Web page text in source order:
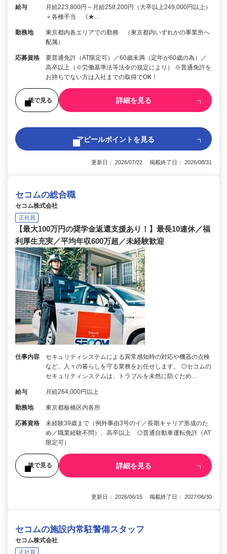
給与
月給223,800円～月給258,200円（大卒以上249,000円以上）
＋各種手当 《★…
勤務地
東京都内各エリアでの勤務 （東京都内いずれかの事業所へ
配属）
応募資格
要普通免許（AT限定可）／60歳未満（定年が60歳の為）／
高卒以上（※労働基準法等法令の規定により） ※普通免許を
お持ちでない方は入社までの取得でOK！
後で見る 詳細を見る
アピールポイントを見る
更新日： 2026/07/22 掲載終了日： 2026/08/31
セコムの総合職
セコム株式会社
正社員
【最大100万円の奨学金返還支援あり！】最長10連休／福
利厚生充実／平均年収600万超／未経験歓迎
仕事内容
セキュリティシステムによる異常感知時の対応や機器の点検
など、人々の暮らしを守る業務をお任せします。 ◎セコムの
セキュリティシステムは、トラブルを未然に防ぐため…
給与 月給264,000円以上
勤務地 東京都板橋区内各所
応募資格
未経験39歳まで（例外事由3号のイ／長期キャリア形成のた
め／職業経験不問）、高卒以上 ◎普通自動車運転免許（AT
限定可）
後で見る 詳細を見る
更新日： 2026/06/15 掲載終了日： 2027/06/30
セコムの施設内常駐警備スタッフ
セコム株式会社
正社員